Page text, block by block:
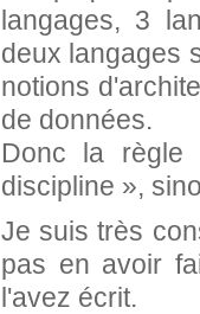
langages, 3
deux langages
notions
de données.
Donc la règle
discipline »,
Je suis très
pas en avoir
l'avez écrit.